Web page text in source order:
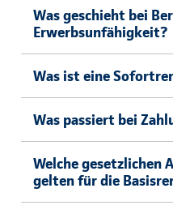
Was geschieht bei
Erwerbsunfähigkeit?
Was ist eine
Was passiert bei
Welche gesetzlichen
gelten für die